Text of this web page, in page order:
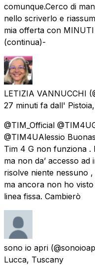
comunque.Cerco di
nello scriverlo e
mia offerta con
(continua)-
LETIZIA VANNUCCHI
27 minuti fa dall'
@TIM_Official
@TIM4UAlessio
Tim 4 G non funziona .
ma non da’ accesso
risolve niente nessuno
ma ancora non ho
linea fissa. Cambierò
sono io apri
Lucca, Tuscany